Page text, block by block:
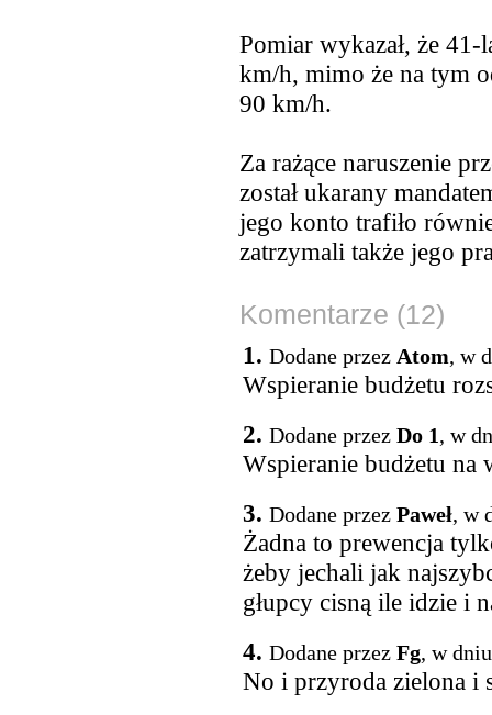
Pomiar wykazał, że 41-
km/h, mimo że na tym
90 km/h.
Za rażące naruszenie
został ukarany
jego konto trafiło
zatrzymali także jego
Komentarze (12)
1. Dodane przez Atom, w
Wspieranie budżetu
2. Dodane przez Do 1, w
Wspieranie budżetu na
3. Dodane przez Paweł, w
Żadna to prewencja
żeby jechali jak
głupcy cisną ile idzie i
4. Dodane przez Fg, w
No i przyroda zielona i